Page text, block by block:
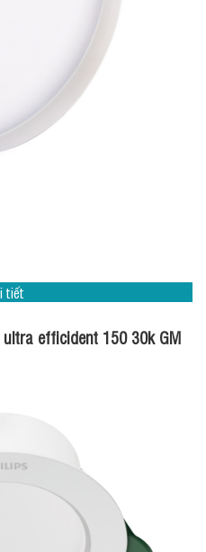
tiết
efficident 150 30k GM